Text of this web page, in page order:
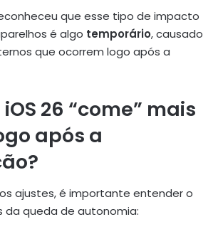
que esse tipo de impacto
é algo temporário, causado
que ocorrem logo após a
26 “come” mais
após a
ajustes, é importante entender o
da queda de autonomia: